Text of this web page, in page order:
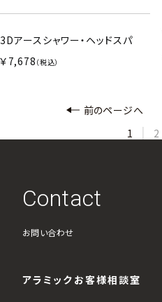
3Dアースシャワー・ヘッドスパ
￥7,678 （税込）
前のページへ
1
2
Contact
お問い合わせ
アラミックお客様相談室